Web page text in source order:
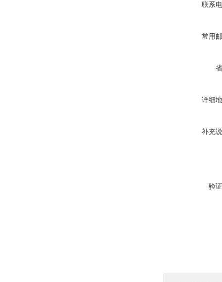
联系
常用
详细
补充
验